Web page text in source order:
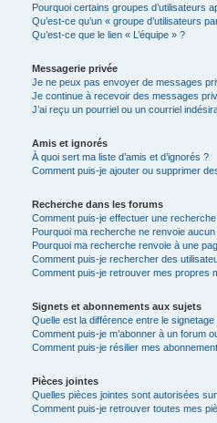
Pourquoi certains groupes d’utilisateurs
Qu’est-ce qu’un « groupe d’utilisateurs
Qu’est-ce que le lien « L’équipe » ?
Messagerie privée
Je ne peux pas envoyer de messages
Je continue à recevoir des messages
J’ai reçu un pourriel ou un courriel
Amis et ignorés
À quoi sert ma liste d’amis et d’ignorés ?
Comment puis-je ajouter ou supprimer
Recherche dans les forums
Comment puis-je effectuer une
Pourquoi ma recherche ne renvoie
Pourquoi ma recherche renvoie à une
Comment puis-je rechercher des
Comment puis-je retrouver mes propres
Signets et abonnements aux sujets
Quelle est la différence entre le signetage
Comment puis-je m’abonner à un forum
Comment puis-je résilier mes
Pièces jointes
Quelles pièces jointes sont autorisées
Comment puis-je retrouver toutes mes